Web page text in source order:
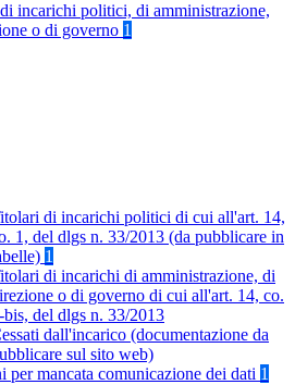
incarichi politici, di amministrazione,
o di governo 1
di incarichi politici di cui all'art. 14,
1, del dlgs n. 33/2013 (da pubblicare in
1
di incarichi di amministrazione, di
o di governo di cui all'art. 14, co.
bis, del dlgs n. 33/2013
dall'incarico (documentazione da
sul sito web)
per mancata comunicazione dei dati 1